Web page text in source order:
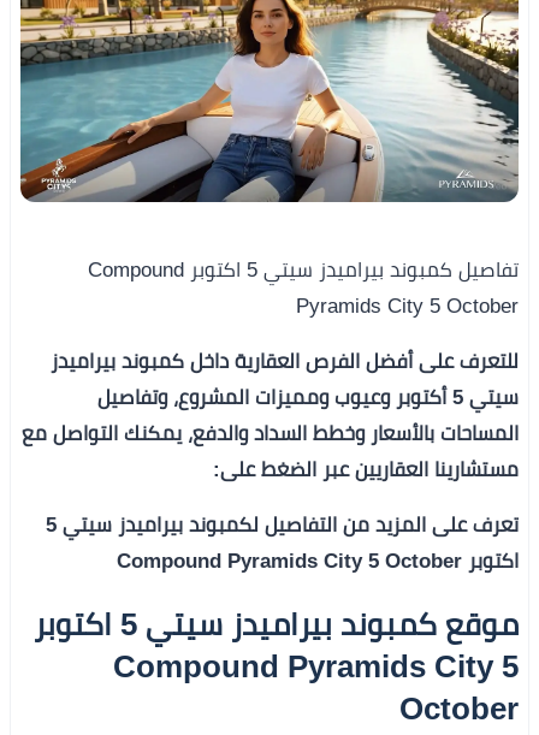
تفاصيل كمبوند بيراميدز سيتي 5 اكتوبر Compound
Pyramids City 5 October
للتعرف على أفضل الفرص العقارية داخل كمبوند بيراميدز
سيتي 5 أكتوبر وعيوب ومميزات المشروع، وتفاصيل
المساحات بالأسعار وخطط السداد والدفع، يمكنك التواصل مع
مستشارينا العقاريين عبر الضغط على:
تعرف على المزيد من التفاصيل لكمبوند بيراميدز سيتي 5
اكتوبر Compound Pyramids City 5 October
موقع كمبوند بيراميدز سيتي 5 اكتوبر
Compound Pyramids City 5
October